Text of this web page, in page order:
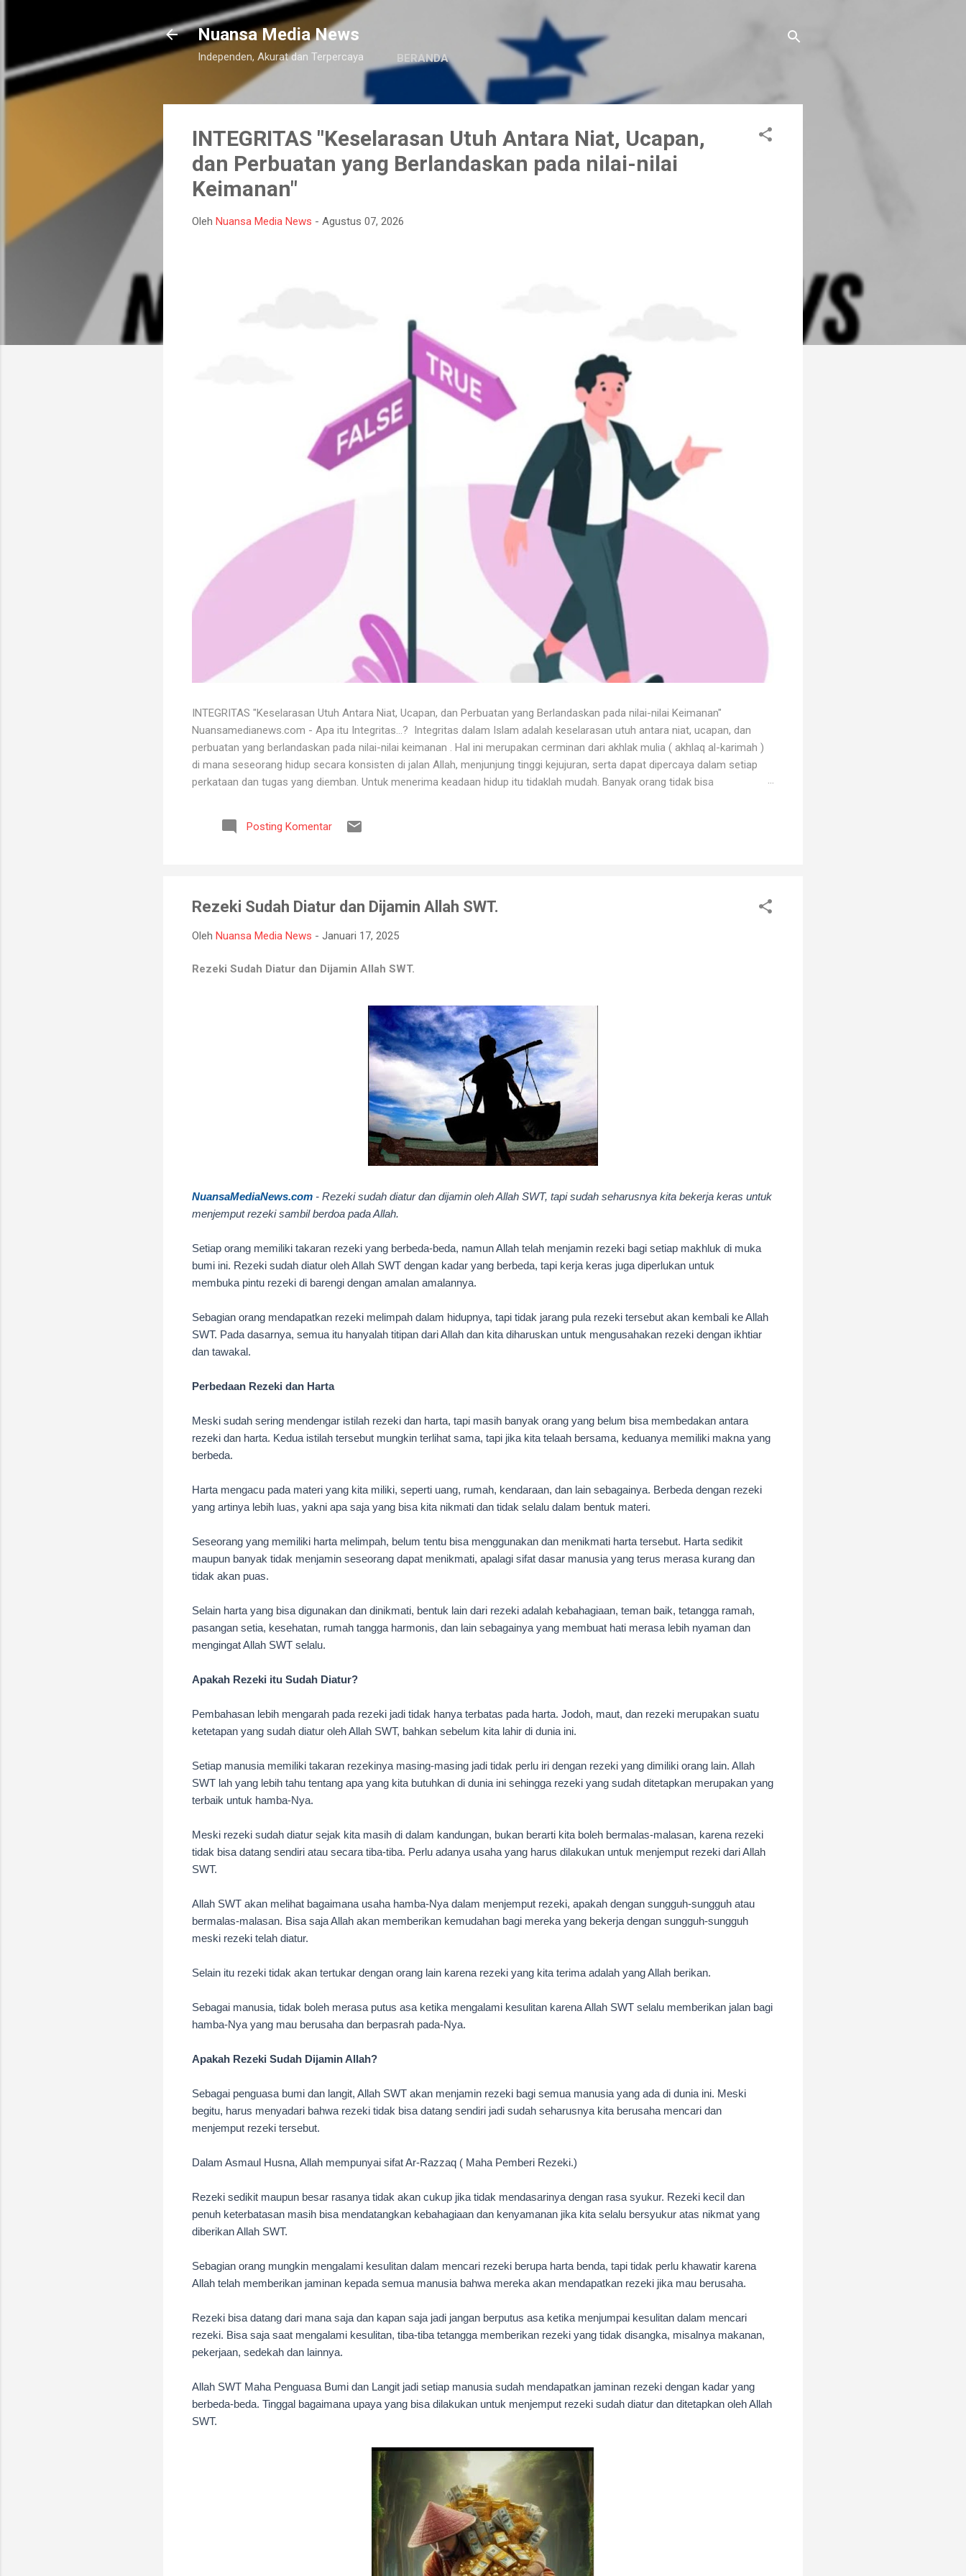
Langsung ke konten utama
Nuansa Media News
Independen, Akurat dan Terpercaya BERANDA
INTEGRITAS "Keselarasan Utuh Antara Niat, Ucapan,
dan Perbuatan yang Berlandaskan pada nilai-nilai
Keimanan"
Oleh Nuansa Media News - Agustus 07, 2026
INTEGRITAS "Keselarasan Utuh Antara Niat, Ucapan, dan Perbuatan yang Berlandaskan pada nilai-nilai Keimanan"
Nuansamedianews.com - Apa itu Integritas...? Integritas dalam Islam adalah keselarasan utuh antara niat, ucapan, dan
perbuatan yang berlandaskan pada nilai-nilai keimanan . Hal ini merupakan cerminan dari akhlak mulia ( akhlaq al-karimah )
di mana seseorang hidup secara konsisten di jalan Allah, menjunjung tinggi kejujuran, serta dapat dipercaya dalam setiap
perkataan dan tugas yang diemban. Untuk menerima keadaan hidup itu tidaklah mudah. Banyak orang tidak bisa
lutut merelakan integritasnya hancur. Padahal telah dipertahankan sekian lama, dan banyak orang menilainya sebagai orang
bersih atau baik. Seorang muslim, iman merupakan landasan penting dalam menjalankan kehidupan. Orang beriman selalu
Posting Komentar
Rezeki Sudah Diatur dan Dijamin Allah SWT.
Oleh Nuansa Media News - Januari 17, 2025
Rezeki Sudah Diatur dan Dijamin Allah SWT.
NuansaMediaNews.com - Rezeki sudah diatur dan dijamin oleh Allah SWT, tapi sudah seharusnya kita bekerja keras untuk
menjemput rezeki sambil berdoa pada Allah.
Setiap orang memiliki takaran rezeki yang berbeda-beda, namun Allah telah menjamin rezeki bagi setiap makhluk di muka
bumi ini. Rezeki sudah diatur oleh Allah SWT dengan kadar yang berbeda, tapi kerja keras juga diperlukan untuk
membuka pintu rezeki di barengi dengan amalan amalannya.
Sebagian orang mendapatkan rezeki melimpah dalam hidupnya, tapi tidak jarang pula rezeki tersebut akan kembali ke Allah
SWT. Pada dasarnya, semua itu hanyalah titipan dari Allah dan kita diharuskan untuk mengusahakan rezeki dengan ikhtiar
dan tawakal.
Perbedaan Rezeki dan Harta
Meski sudah sering mendengar istilah rezeki dan harta, tapi masih banyak orang yang belum bisa membedakan antara
rezeki dan harta. Kedua istilah tersebut mungkin terlihat sama, tapi jika kita telaah bersama, keduanya memiliki makna yang
berbeda.
Harta mengacu pada materi yang kita miliki, seperti uang, rumah, kendaraan, dan lain sebagainya. Berbeda dengan rezeki
yang artinya lebih luas, yakni apa saja yang bisa kita nikmati dan tidak selalu dalam bentuk materi.
Seseorang yang memiliki harta melimpah, belum tentu bisa menggunakan dan menikmati harta tersebut. Harta sedikit
maupun banyak tidak menjamin seseorang dapat menikmati, apalagi sifat dasar manusia yang terus merasa kurang dan
tidak akan puas.
Selain harta yang bisa digunakan dan dinikmati, bentuk lain dari rezeki adalah kebahagiaan, teman baik, tetangga ramah,
pasangan setia, kesehatan, rumah tangga harmonis, dan lain sebagainya yang membuat hati merasa lebih nyaman dan
mengingat Allah SWT selalu.
Apakah Rezeki itu Sudah Diatur?
Pembahasan lebih mengarah pada rezeki jadi tidak hanya terbatas pada harta. Jodoh, maut, dan rezeki merupakan suatu
ketetapan yang sudah diatur oleh Allah SWT, bahkan sebelum kita lahir di dunia ini.
Setiap manusia memiliki takaran rezekinya masing-masing jadi tidak perlu iri dengan rezeki yang dimiliki orang lain. Allah
SWT lah yang lebih tahu tentang apa yang kita butuhkan di dunia ini sehingga rezeki yang sudah ditetapkan merupakan yang
terbaik untuk hamba-Nya.
Meski rezeki sudah diatur sejak kita masih di dalam kandungan, bukan berarti kita boleh bermalas-malasan, karena rezeki
tidak bisa datang sendiri atau secara tiba-tiba. Perlu adanya usaha yang harus dilakukan untuk menjemput rezeki dari Allah
SWT.
Allah SWT akan melihat bagaimana usaha hamba-Nya dalam menjemput rezeki, apakah dengan sungguh-sungguh atau
bermalas-malasan. Bisa saja Allah akan memberikan kemudahan bagi mereka yang bekerja dengan sungguh-sungguh
meski rezeki telah diatur.
Selain itu rezeki tidak akan tertukar dengan orang lain karena rezeki yang kita terima adalah yang Allah berikan.
Sebagai manusia, tidak boleh merasa putus asa ketika mengalami kesulitan karena Allah SWT selalu memberikan jalan bagi
hamba-Nya yang mau berusaha dan berpasrah pada-Nya.
Apakah Rezeki Sudah Dijamin Allah?
Sebagai penguasa bumi dan langit, Allah SWT akan menjamin rezeki bagi semua manusia yang ada di dunia ini. Meski
begitu, harus menyadari bahwa rezeki tidak bisa datang sendiri jadi sudah seharusnya kita berusaha mencari dan
menjemput rezeki tersebut.
Dalam Asmaul Husna, Allah mempunyai sifat Ar-Razzaq ( Maha Pemberi Rezeki.)
Rezeki sedikit maupun besar rasanya tidak akan cukup jika tidak mendasarinya dengan rasa syukur. Rezeki kecil dan
penuh keterbatasan masih bisa mendatangkan kebahagiaan dan kenyamanan jika kita selalu bersyukur atas nikmat yang
diberikan Allah SWT.
Sebagian orang mungkin mengalami kesulitan dalam mencari rezeki berupa harta benda, tapi tidak perlu khawatir karena
Allah telah memberikan jaminan kepada semua manusia bahwa mereka akan mendapatkan rezeki jika mau berusaha.
Rezeki bisa datang dari mana saja dan kapan saja jadi jangan berputus asa ketika menjumpai kesulitan dalam mencari
rezeki. Bisa saja saat mengalami kesulitan, tiba-tiba tetangga memberikan rezeki yang tidak disangka, misalnya makanan,
pekerjaan, sedekah dan lainnya.
Allah SWT Maha Penguasa Bumi dan Langit jadi setiap manusia sudah mendapatkan jaminan rezeki dengan kadar yang
berbeda-beda. Tinggal bagaimana upaya yang bisa dilakukan untuk menjemput rezeki sudah diatur dan ditetapkan oleh Allah
SWT.